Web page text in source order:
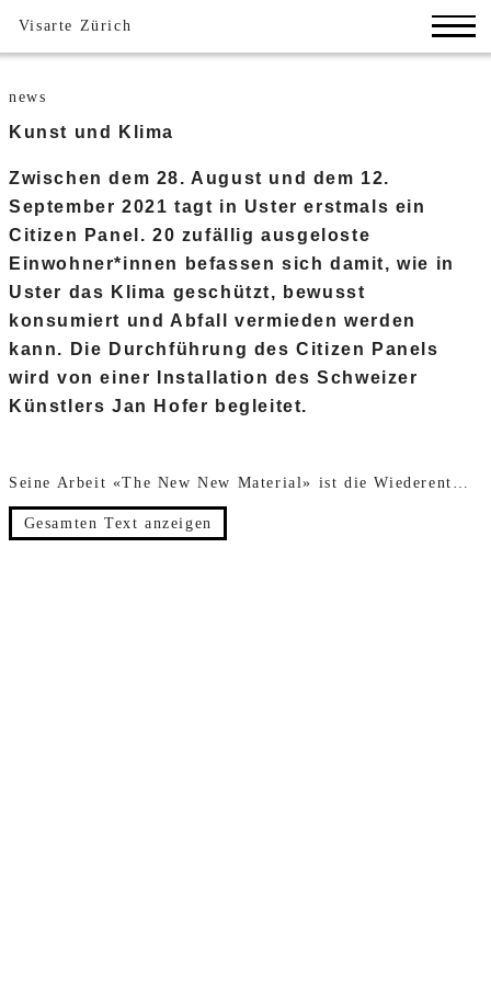
Visarte Zürich
news
Kunst und Klima
Zwischen dem 28. August und dem 12.
September 2021 tagt in Uster erstmals ein
Citizen Panel. 20 zufällig ausgeloste
Einwohner*innen befassen sich damit, wie in
Uster das Klima geschützt, bewusst
konsumiert und Abfall vermieden werden
kann. Die Durchführung des Citizen Panels
wird von einer Installation des Schweizer
Künstlers Jan Hofer begleitet.